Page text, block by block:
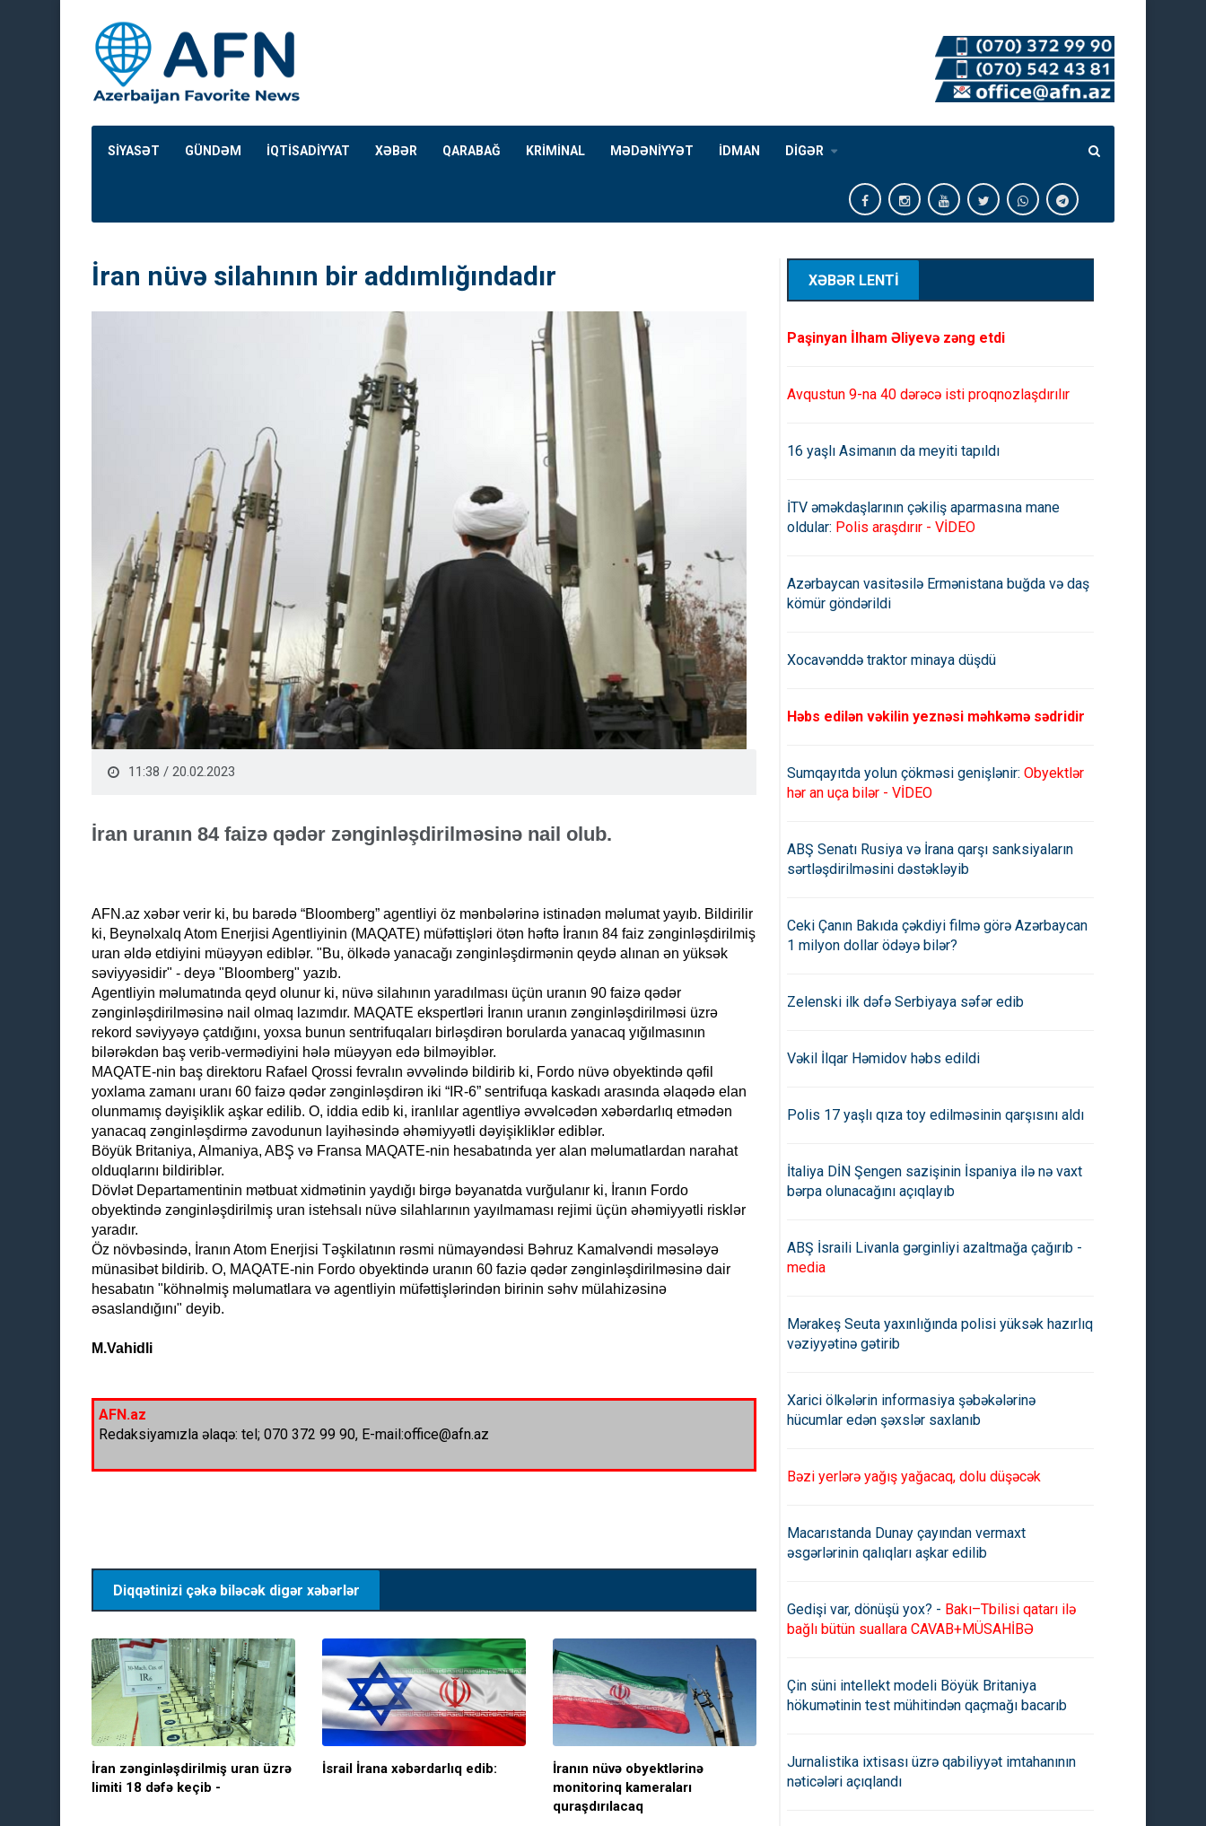
SİYASƏT GÜNDƏM İQTİSADİYYAT XƏBƏR QARABAĞ KRİMİNAL MƏDƏNİYYƏT İDMAN DİGƏR
İran nüvə silahının bir addımlığındadır
11:38 / 20.02.2023
İran uranın 84 faizə qədər zənginləşdirilməsinə nail olub.
AFN.az xəbər verir ki, bu barədə “Bloomberg” agentliyi öz mənbələrinə istinadən məlumat yayıb. Bildirilir
ki, Beynəlxalq Atom Enerjisi Agentliyinin (MAQATE) müfəttişləri ötən həftə İranın 84 faiz zənginləşdirilmiş
uran əldə etdiyini müəyyən ediblər. "Bu, ölkədə yanacağı zənginləşdirmənin qeydə alınan ən yüksək
səviyyəsidir" - deyə "Bloomberg" yazıb.
Agentliyin məlumatında qeyd olunur ki, nüvə silahının yaradılması üçün uranın 90 faizə qədər
zənginləşdirilməsinə nail olmaq lazımdır. MAQATE ekspertləri İranın uranın zənginləşdirilməsi üzrə
rekord səviyyəyə çatdığını, yoxsa bunun sentrifuqaları birləşdirən borularda yanacaq yığılmasının
bilərəkdən baş verib-vermədiyini hələ müəyyən edə bilməyiblər.
MAQATE-nin baş direktoru Rafael Qrossi fevralın əvvəlində bildirib ki, Fordo nüvə obyektində qəfil
yoxlama zamanı uranı 60 faizə qədər zənginləşdirən iki “IR-6” sentrifuqa kaskadı arasında əlaqədə elan
olunmamış dəyişiklik aşkar edilib. O, iddia edib ki, iranlılar agentliyə əvvəlcədən xəbərdarlıq etmədən
yanacaq zənginləşdirmə zavodunun layihəsində əhəmiyyətli dəyişikliklər ediblər.
Böyük Britaniya, Almaniya, ABŞ və Fransa MAQATE-nin hesabatında yer alan məlumatlardan narahat
olduqlarını bildiriblər.
Dövlət Departamentinin mətbuat xidmətinin yaydığı birgə bəyanatda vurğulanır ki, İranın Fordo
obyektində zənginləşdirilmiş uran istehsalı nüvə silahlarının yayılmaması rejimi üçün əhəmiyyətli risklər
yaradır.
Öz növbəsində, İranın Atom Enerjisi Təşkilatının rəsmi nümayəndəsi Bəhruz Kamalvəndi məsələyə
münasibət bildirib. O, MAQATE-nin Fordo obyektində uranın 60 faziə qədər zənginləşdirilməsinə dair
hesabatın "köhnəlmiş məlumatlara və agentliyin müfəttişlərindən birinin səhv mülahizəsinə
əsaslandığını" deyib.
M.Vahidli
AFN.az
Redaksiyamızla əlaqə: tel; 070 372 99 90, E-mail:office@afn.az
Diqqətinizi çəkə biləcək digər xəbərlər
İran zənginləşdirilmiş uran üzrə
limiti 18 dəfə keçib -
İsrail İrana xəbərdarlıq edib:
İranın nüvə obyektlərinə
monitorinq kameraları
quraşdırılacaq
MAQATE: "Onlarla ölkə nüvə
enerjisi ilə təchiz olunacaq"
MAQATE İranın uran
XƏBƏR LENTİ
Paşinyan İlham Əliyevə zəng etdi
Avqustun 9-na 40 dərəcə isti proqnozlaşdırılır
16 yaşlı Asimanın da meyiti tapıldı
İTV əməkdaşlarının çəkiliş aparmasına mane
oldular: Polis araşdırır - VİDEO
Azərbaycan vasitəsilə Ermənistana buğda və daş
kömür göndərildi
Xocavənddə traktor minaya düşdü
Həbs edilən vəkilin yeznəsi məhkəmə sədridir
Sumqayıtda yolun çökməsi genişlənir: Obyektlər
hər an uça bilər - VİDEO
ABŞ Senatı Rusiya və İrana qarşı sanksiyaların
sərtləşdirilməsini dəstəkləyib
Ceki Çanın Bakıda çəkdiyi filmə görə Azərbaycan
1 milyon dollar ödəyə bilər?
Zelenski ilk dəfə Serbiyaya səfər edib
Vəkil İlqar Həmidov həbs edildi
Polis 17 yaşlı qıza toy edilməsinin qarşısını aldı
İtaliya DİN Şengen sazişinin İspaniya ilə nə vaxt
bərpa olunacağını açıqlayıb
ABŞ İsraili Livanla gərginliyi azaltmağa çağırıb -
media
Mərakeş Seuta yaxınlığında polisi yüksək hazırlıq
vəziyyətinə gətirib
Xarici ölkələrin informasiya şəbəkələrinə
hücumlar edən şəxslər saxlanıb
Bəzi yerlərə yağış yağacaq, dolu düşəcək
Macarıstanda Dunay çayından vermaxt
əsgərlərinin qalıqları aşkar edilib
Gedişi var, dönüşü yox? - Bakı–Tbilisi qatarı ilə
bağlı bütün suallara CAVAB+MÜSAHİBƏ
Çin süni intellekt modeli Böyük Britaniya
hökumətinin test mühitindən qaçmağı bacarıb
Jurnalistika ixtisası üzrə qabiliyyət imtahanının
nəticələri açıqlandı